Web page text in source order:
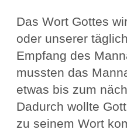
Das Wort Gottes
oder unserer
Empfang des
mussten das
etwas bis zum
Dadurch wollte
zu seinem Wort